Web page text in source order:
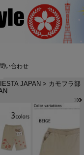
い合わせ
JAPAN > カモフラ部